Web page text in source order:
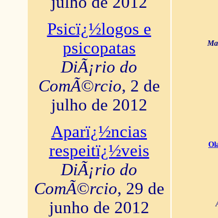
Psicï¿½logos e
psicopatas
DiÃ¡rio do
ComÃ©rcio, 2 de
julho de 2012
Aparï¿½ncias
respeitï¿½veis
DiÃ¡rio do
ComÃ©rcio, 29 de
junho de 2012